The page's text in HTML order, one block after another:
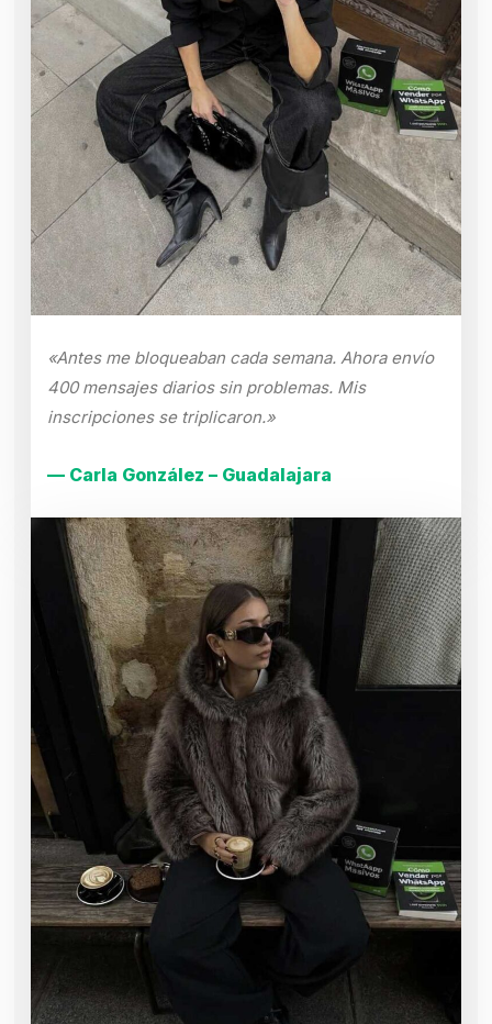
«Antes me bloqueaban cada semana. Ahora envío
400 mensajes diarios sin problemas. Mis
inscripciones se triplicaron.»
— Carla González – Guadalajara